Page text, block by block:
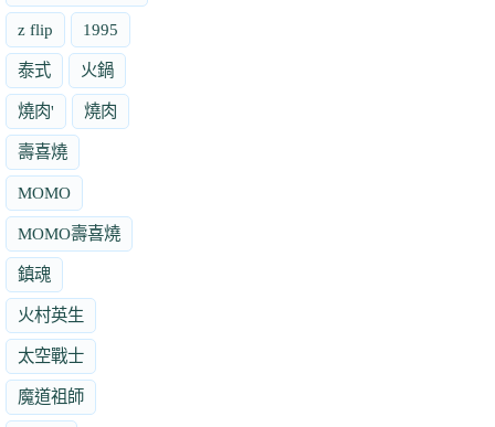
z flip 1995
泰式 火鍋
燒肉' 燒肉
壽喜燒
MOMO
MOMO壽喜燒
鎮魂
火村英生
太空戰士
魔道祖師